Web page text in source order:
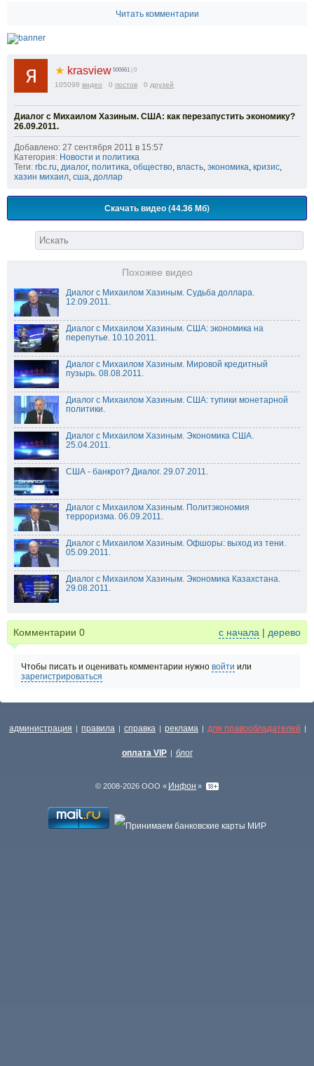
Читать комментарии
★ krasview 500661 | 0
105098 видео 0 постов 0 друзей
Диалог с Михаилом Хазиным. США: как перезапустить экономику?
26.09.2011.
Добавлено: 27 сентября 2011 в 15:57
Категория: Новости и политика
Теги: rbc.ru, диалог, политика, общество, власть, экономика, кризис,
хазин михаил, сша, доллар
Скачать видео (44.36 Мб)
Похожее видео
Диалог с Михаилом Хазиным. Судьба доллара.
12.09.2011.
Диалог с Михаилом Хазиным. США: экономика на
перепутье. 10.10.2011.
Диалог с Михаилом Хазиным. Мировой кредитный
пузырь. 08.08.2011.
Диалог с Михаилом Хазиным. США: тупики монетарной
политики.
Диалог с Михаилом Хазиным. Экономика США.
25.04.2011.
США - банкрот? Диалог. 29.07.2011.
Диалог с Михаилом Хазиным. Политэкономия
терроризма. 06.09.2011.
Диалог с Михаилом Хазиным. Офшоры: выход из тени.
05.09.2011.
Диалог с Михаилом Хазиным. Экономика Казахстана.
29.08.2011.
Комментарии 0 с начала | дерево
Чтобы писать и оценивать комментарии нужно войти или
зарегистрироваться
администрация | правила | справка | реклама | для правообладателей |
оплата VIP | блог
© 2008-2026 ООО « Инфон »